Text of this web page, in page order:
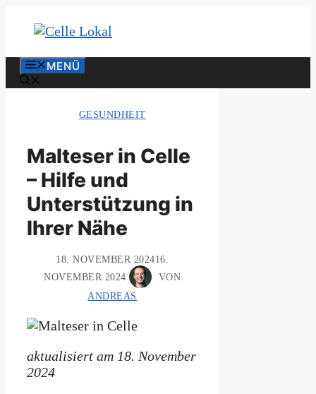
Inhalt
MENÜ
GESUNDHEIT
Malteser in Celle
– Hilfe und
Unterstützung in
Ihrer Nähe
18. NOVEMBER 202416.
NOVEMBER 2024
VON
ANDREAS
aktualisiert am 18. November
2024